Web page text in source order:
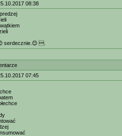
08:38
serdecznie.😊 .
07:45